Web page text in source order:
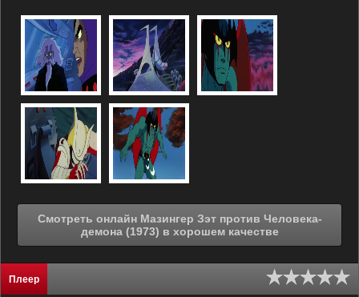
Смотреть онлайн Мазингер Зэт против Человека-
демона (1973) в хорошем качестве
Плеер